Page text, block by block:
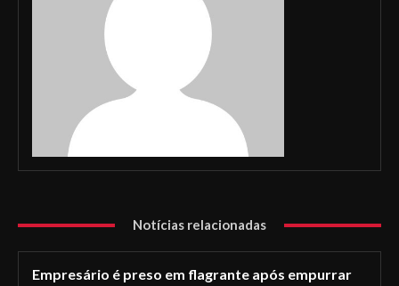
Notícias relacionadas
Empresário é preso em flagrante após empurrar